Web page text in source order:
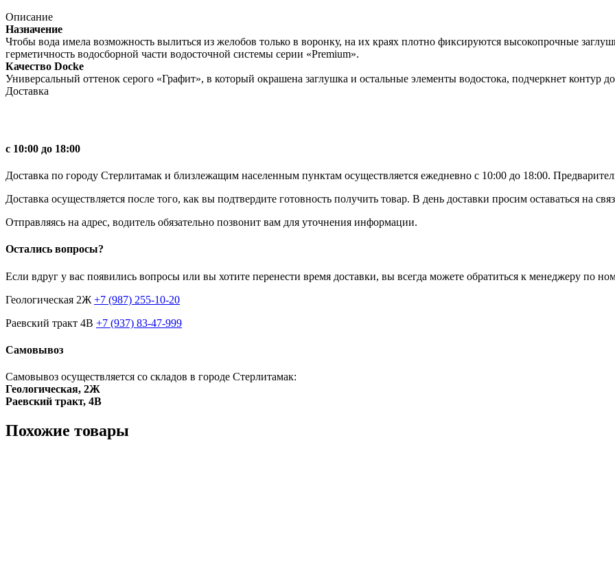
Описание
Назначение
Чтобы вода имела возможность вылиться из желобов только в воронку, на их краях плотно фиксируются высокопрочные
герметичность водосборной части водосточной системы серии «Premium».
Качество Docke
Универсальный оттенок серого «Графит», в который окрашена заглушка и остальные элементы водостока, подчеркнет контур
Доставка
с 10:00 до 18:00
Доставка по городу Стерлитамак и близлежащим населенным пунктам осуществляется ежедневно с 10:00 до 18:00.
Доставка осуществляется после того, как вы подтвердите готовность получить товар. В день доставки просим оставаться на
Отправляясь на адрес, водитель обязательно позвонит вам для уточнения информации.
Остались вопросы?
Если вдруг у вас появились вопросы или вы хотите перенести время доставки, вы всегда можете обратиться к менеджеру по
Геологическая 2Ж +7 (987) 255-10-20
Раевский тракт 4В +7 (937) 83-47-999
Самовывоз
Самовывоз осуществляется со складов в городе Стерлитамак:
Геологическая, 2Ж
Раевский тракт, 4В
Похожие товары